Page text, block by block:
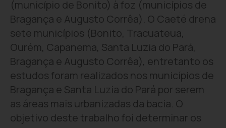
(município de Bonito) à foz (municípios de
Bragança e Augusto Corrêa). O Caeté drena
sete municípios (Bonito, Tracuateua,
Ourém, Capanema, Santa Luzia do Pará,
Bragança e Augusto Corrêa), entretanto os
estudos foram realizados nos municípios de
Bragança e Santa Luzia do Pará por serem
as áreas mais urbanizadas da bacia. O
objetivo deste trabalho foi determinar os